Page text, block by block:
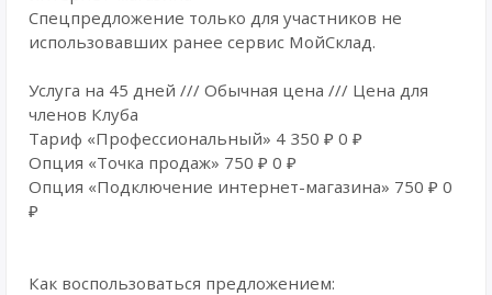
Спецпредложение только для участников не
использовавших ранее сервис МойСклад.
Услуга на 45 дней /// Обычная цена /// Цена для
членов Клуба
Тариф «Профессиональный» 4 350 ₽ 0 ₽
Опция «Точка продаж» 750 ₽ 0 ₽
Опция «Подключение интернет-магазина» 750 ₽ 0
₽
Как воспользоваться предложением: